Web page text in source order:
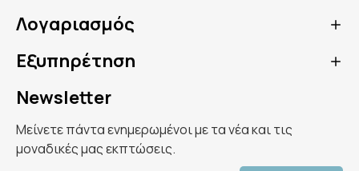
Parkii (Shea) Butter (Butyrospermum Parkii Butter),
Alcohol, Cetearyl Alcohol, Glyceryl Stearate,
Glycol, Cetearyl Glucoside, Citric Acid, Fragrance
(Parfum), Helianthus Annuus (Sunflower) Seed Oil
(Helianthus Annuus Seed Oil), Sodium Benzoate,
Sodium Citrate, Sodium Hyaluronate, Sodium
Λογαριασμός
Εξυπηρέτηση
Newsletter
Μείνετε πάντα ενημερωμένοι με τα νέα και τις
μοναδικές μας εκπτώσεις.